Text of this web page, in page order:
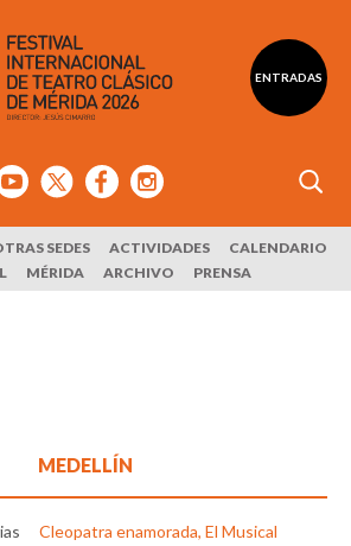
ENTRADAS
SEDES ACTIVIDADES
CALENDARIO
MÉRIDA ARCHIVO PRENSA
MEDELLÍN
Cleopatra enamorada, El Musical